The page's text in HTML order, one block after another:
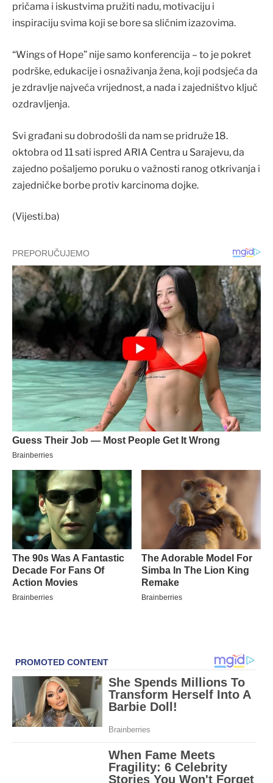
pričama i iskustvima pružiti nadu, motivaciju i
inspiraciju svima koji se bore sa sličnim izazovima.
“Wings of Hope” nije samo konferencija – to je pokret
podrške, edukacije i osnaživanja žena, koji podsjeća da
je zdravlje najveća vrijednost, a nada i zajedništvo ključ
ozdravljenja.
Svi građani su dobrodošli da nam se pridruže 18.
oktobra od 11 sati ispred ARIA Centra u Sarajevu, da
zajedno pošaljemo poruku o važnosti ranog otkrivanja i
zajedničke borbe protiv karcinoma dojke.
(Vijesti.ba)